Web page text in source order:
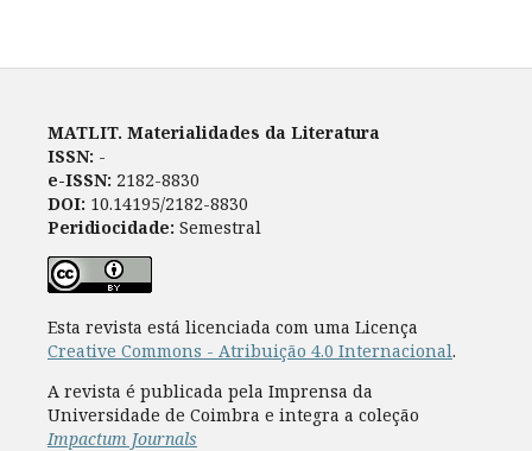
MATLIT. Materialidades da Literatura
ISSN: -
e-ISSN: 2182-8830
DOI: 10.14195/2182-8830
Peridiocidade: Semestral
Esta revista está licenciada com uma Licença
Creative Commons - Atribuição 4.0 Internacional.
A revista é publicada pela Imprensa da
Universidade de Coimbra e integra a coleção
Impactum Journals